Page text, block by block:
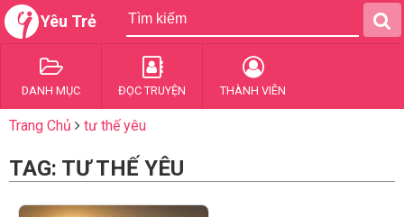
Yêu Trẻ
DANH MỤC ĐỌC TRUYỆN THÀNH VIÊN
Trang Chủ tư thế yêu
TAG: TƯ THẾ YÊU